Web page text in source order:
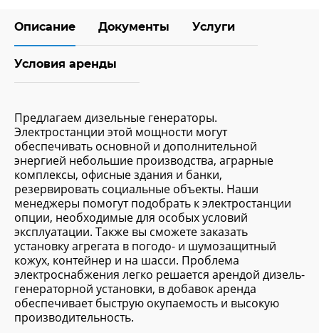
Описание Документы Услуги
Условия аренды
Предлагаем дизельные генераторы.
Электростанции этой мощности могут
обеспечивать основной и дополнительной
энергией небольшие производства, аграрные
комплексы, офисные здания и банки,
резервировать социальные объекты. Наши
менеджеры помогут подобрать к электростанции
опции, необходимые для особых условий
эксплуатации. Также вы сможете заказать
установку агрегата в погодо- и шумозащитный
кожух, контейнер и на шасси. Проблема
электроснабжения легко решается арендой дизель-
генераторной установки, в добавок аренда
обеспечивает быструю окупаемость и высокую
производительность.